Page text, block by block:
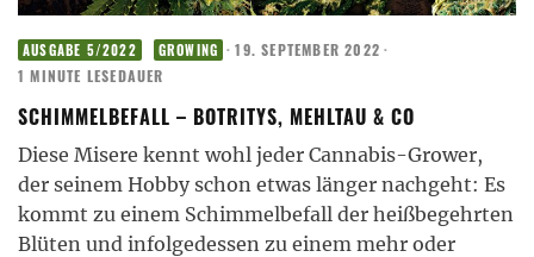
AUSGABE 5/2022 GROWING · 19. SEPTEMBER 2022 ·
1 MINUTE LESEDAUER
SCHIMMELBEFALL – BOTRITYS, MEHLTAU & CO
Diese Misere kennt wohl jeder Cannabis-Grower,
der seinem Hobby schon etwas länger nachgeht: Es
kommt zu einem Schimmelbefall der heißbegehrten
Blüten und infolgedessen zu einem mehr oder